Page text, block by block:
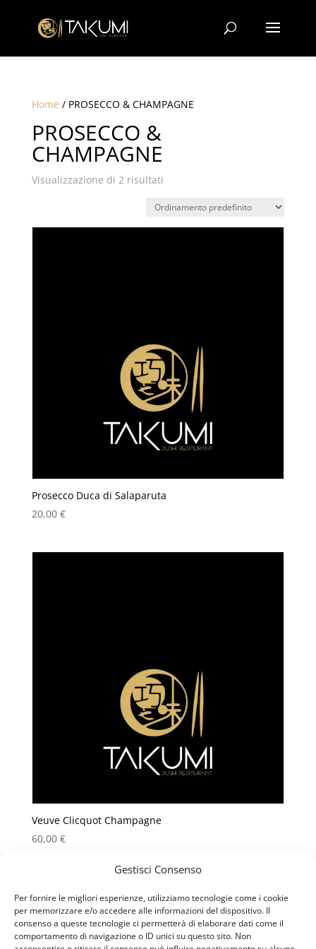
Gestisci Consenso
Per fornire le migliori esperienze, utilizziamo tecnologie come i cookie
per memorizzare e/o accedere alle informazioni del dispositivo. Il
consenso a queste tecnologie ci permetterà di elaborare dati come il
comportamento di navigazione o ID unici su questo sito. Non
Home / PROSECCO & CHAMPAGNE
PROSECCO &
CHAMPAGNE
Visualizzazione di 2 risultati
Prosecco Duca di Salaparuta
20,00 €
Veuve Clicquot Champagne
60,00 €
Privacy Policy
Termini e Condizioni
Cookie Policy (UE)